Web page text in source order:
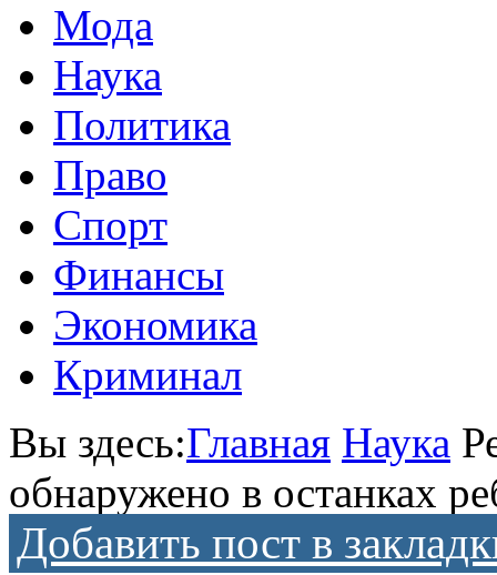
Мода
Наука
Политика
Право
Спорт
Финансы
Экономика
Криминал
Вы здесь:Главная Наука
обнаружено в останках
Добавить пост в